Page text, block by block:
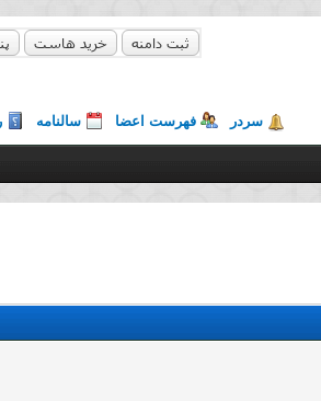
ثبت دامنه خرید هاست
سردر فهرست اعضا سالنامه